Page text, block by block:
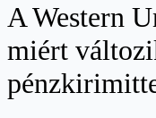
A Western
miért